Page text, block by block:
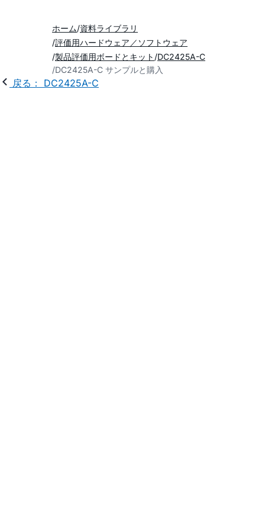
ホーム 資料ライブラリ
評価用ハードウェア／ソフトウェア
製品評価用ボードとキット DC2425A-C
DC2425A-C サンプルと購入
戻る： DC2425A-C